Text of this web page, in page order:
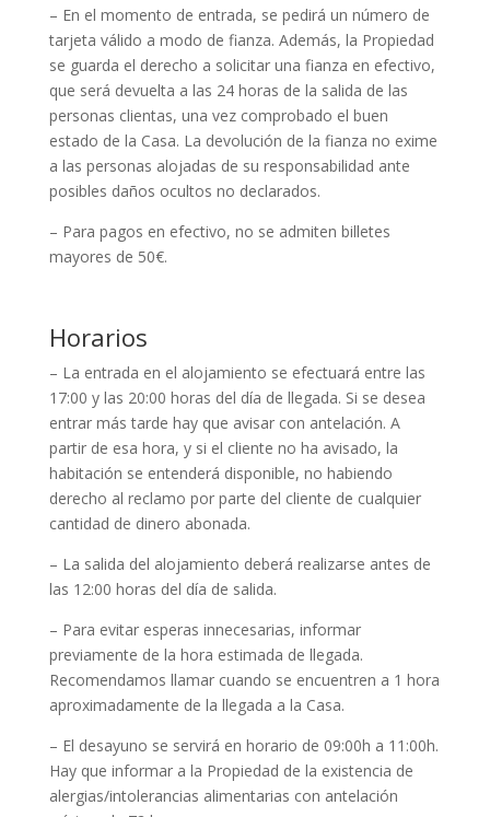
– En el momento de entrada, se pedirá un número de
tarjeta válido a modo de fianza. Además, la Propiedad
se guarda el derecho a solicitar una fianza en efectivo,
que será devuelta a las 24 horas de la salida de las
personas clientas, una vez comprobado el buen
estado de la Casa. La devolución de la fianza no exime
a las personas alojadas de su responsabilidad ante
posibles daños ocultos no declarados.
– Para pagos en efectivo, no se admiten billetes
mayores de 50€.
Horarios
– La entrada en el alojamiento se efectuará entre las
17:00 y las 20:00 horas del día de llegada. Si se desea
entrar más tarde hay que avisar con antelación. A
partir de esa hora, y si el cliente no ha avisado, la
habitación se entenderá disponible, no habiendo
derecho al reclamo por parte del cliente de cualquier
cantidad de dinero abonada.
– La salida del alojamiento deberá realizarse antes de
las 12:00 horas del día de salida.
– Para evitar esperas innecesarias, informar
previamente de la hora estimada de llegada.
Recomendamos llamar cuando se encuentren a 1 hora
aproximadamente de la llegada a la Casa.
– El desayuno se servirá en horario de 09:00h a 11:00h.
Hay que informar a la Propiedad de la existencia de
alergias/intolerancias alimentarias con antelación